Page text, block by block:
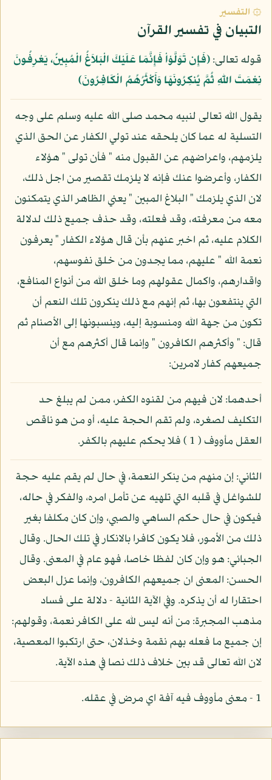
۞ التفسير
التبيان في تفسير القرآن
قوله تعالى:﴿فَإِن تَوَلَّوْاْ فَإِنَّمَا عَلَيْكَ الْبَلاَغُ الْمُبِينُ، يَعْرِفُونَ
نِعْمَتَ اللّهِ ثُمَّ يُنكِرُونَهَا وَأَكْثَرُهُمُ الْكَافِرُونَ﴾
يقول الله تعالى لنبيه محمد صلى الله عليه وسلم على وجه
التسلية له عما كان يلحقه عند تولي الكفار عن الحق الذي
يلزمهم، واعراضهم عن القبول منه " فأن تولى " هؤلاء
الكفار، وأعرضوا عنك فإنه لا يلزمك تقصير من اجل ذلك،
لان الذي يلزمك " البلاغ المبين " يعني الظاهر الذي يتمكنون
معه من معرفته، وقد فعلته، وقد حذف جميع ذلك لدلالة
الكلام عليه، ثم اخبر عنهم بأن قال هؤلاء الكفار " يعرفون
نعمة الله " عليهم، مما يجدون من خلق نفوسهم،
واقدارهم، واكمال عقولهم وما خلق الله من أنواع المنافع،
التي ينتفعون بها، ثم إنهم مع ذلك ينكرون تلك النعم أن
تكون من جهة الله ومنسوبة إليه، وينسبونها إلى الأصنام ثم
قال: " وأكثرهم الكافرون " وإنما قال أكثرهم مع أن
جميعهم كفار لامرين:
أحدهما: لان فيهم من لقنوه الكفر، ممن لم يبلغ حد
التكليف لصغره، ولم تقم الحجة عليه، أو من هو ناقص
العقل مأووف ( 1 ) فلا يحكم عليهم بالكفر.
الثاني: إن منهم من ينكر النعمة، في حال لم يقم عليه حجة
للشواغل في قلبه التي تلهيه عن تأمل امره، والفكر في حاله،
فيكون في حال حكم الساهي والصبي، وإن كان مكلفا بغير
ذلك من الأمور، فلا يكون كافرا بالانكار في تلك الحال. وقال
الجبائي: هو وإن كان لفظا خاصا، فهو عام في المعنى. وقال
الحسن: المعنى ان جميعهم الكافرون، وإنما عزل البعض
احتقارا له أن يذكره. وفي الآية الثانية - دلالة على فساد
مذهب المجبرة: من أنه ليس لله على الكافر نعمة، وقولهم:
إن جميع ما فعله بهم نقمة وخذلان، حتى ارتكبوا المعصية،
لان الله تعالى قد بين خلاف ذلك نصا في هذه الآية.
1 - معنى مأووف فيه آفة اي مرض في عقله.